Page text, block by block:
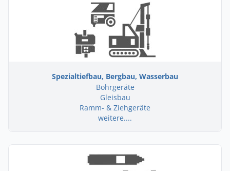
Spezialtiefbau, Bergbau, Wasserbau
Bohrgeräte
Gleisbau
Ramm- & Ziehgeräte
weitere....